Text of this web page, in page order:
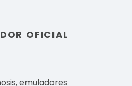
OFICIAL
emuladores